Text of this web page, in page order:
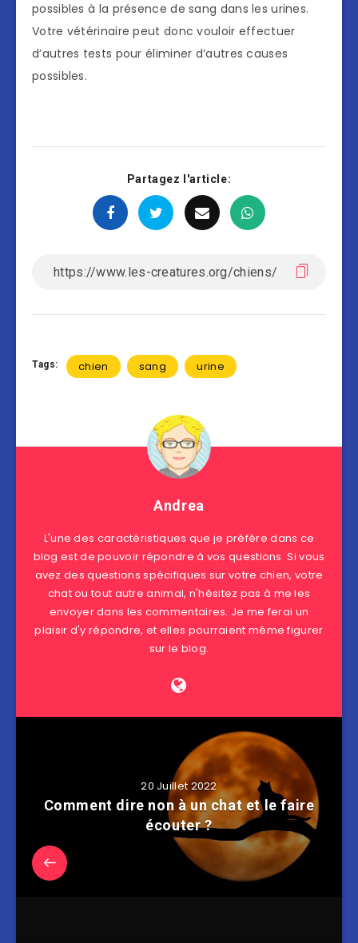
possibles à la présence de sang dans les urines.
Votre vétérinaire peut donc vouloir effectuer
d’autres tests pour éliminer d’autres causes
possibles.
Partagez l'article:
Tags: chien sang urine
Andrea
L'une des caractéristiques que je préfère dans ce
blog est de pouvoir répondre à vos questions. Si vous
avez des questions spécifiques sur votre chien, votre
chat ou tout autre animal, n'hésitez pas à me les
envoyer dans les commentaires. Je me ferai un
plaisir d'y répondre, et elles pourraient même figurer
sur le blog.
20 Juillet 2022
Comment dire non à un chat et le faire
écouter ?